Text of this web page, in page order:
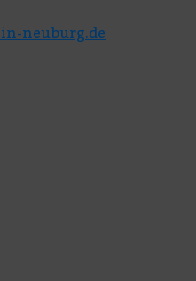
neuburg.de